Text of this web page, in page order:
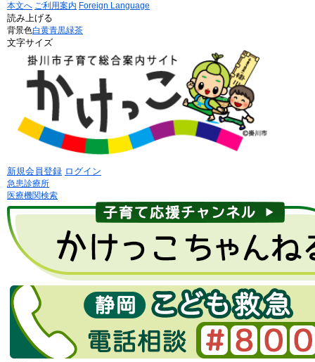
本文へ ご利用案内 Foreign Language
読み上げる
背景色白黄青黒緑茶
文字サイズ
新規会員登録 ログイン
急患診療所
医療機関検索